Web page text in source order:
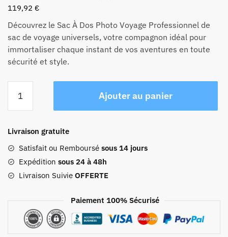
119,92 €
Découvrez le Sac À Dos Photo Voyage Professionnel de
sac de voyage universels, votre compagnon idéal pour
immortaliser chaque instant de vos aventures en toute
sécurité et style.
Sac
Dos
Photo
Voyage
Professionnel
Ajouter au panier
Livraison gratuite
Satisfait ou Remboursé sous 14 jours
Expédition sous 24 à 48h
Livraison Suivie OFFERTE
Paiement 100% Sécurisé